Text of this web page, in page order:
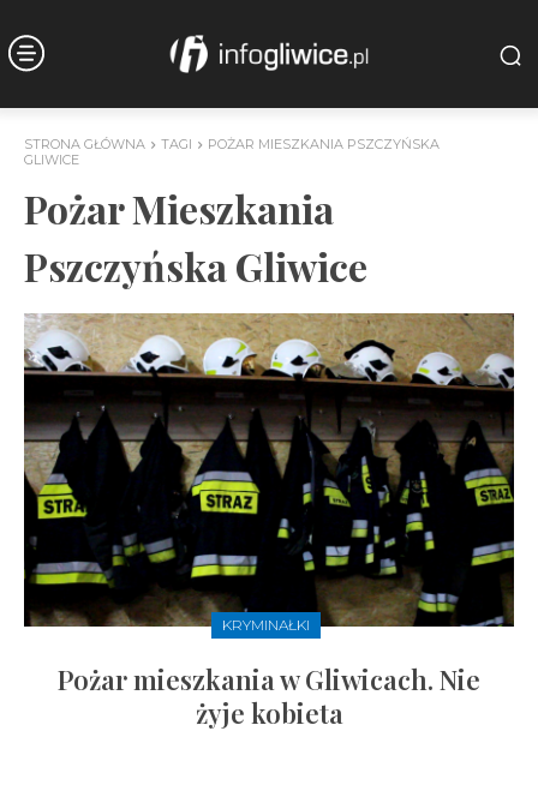
STRONA GŁÓWNA TAGI
POŻAR MIESZKANIA PSZCZYŃSKA
GLIWICE
Pożar Mieszkania
Pszczyńska Gliwice
KRYMINAŁKI
Pożar mieszkania w Gliwicach. Nie
żyje kobieta